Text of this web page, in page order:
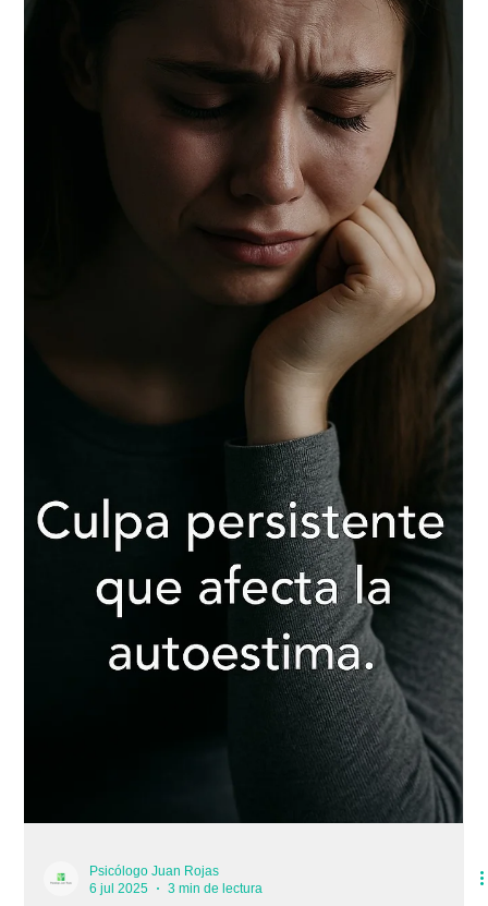
2 min de lectura
El agotamiento silencioso: Cómo la
fatiga emocional está afectando a miles
de personas sin que lo noten
Por: Juan Rojas, Psicólogo Y Abogado, A utor del libro Cuando
la vida nos sacude Vivimos en una época donde todo parece
urgente. Las responsabilidades se acumulan, las notificaciones
no se detienen y las exigencias externas muchas veces nos
hacen olvidar lo esencial: cómo nos sentimos por dentro. En
este contexto, un fenómeno cada vez más común está
ganando terreno sin hacer demasiado ruido: la fatiga
emocional. A diferencia del cansancio físico, la fatiga emocional